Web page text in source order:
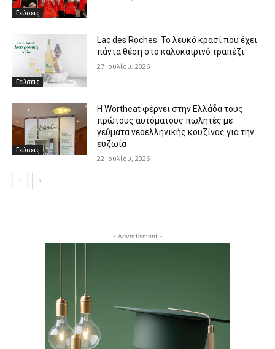
Γεύσεις
Γεύσεις
Lac des Roches: Το λευκό κρασί που έχει
πάντα θέση στο καλοκαιρινό τραπέζι
27 Ιουλίου, 2026
Γεύσεις
Η Wortheat φέρνει στην Ελλάδα τους
πρώτους αυτόματους πωλητές με
γεύματα νεοελληνικής κουζίνας για την
ευζωία
22 Ιουλίου, 2026
- Advertisment -